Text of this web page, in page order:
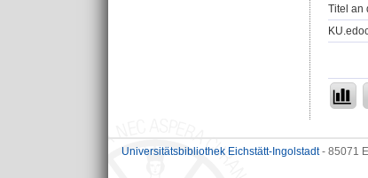
Titel an
Universitätsbibliothek Eichstätt-Ingolstadt- 85071